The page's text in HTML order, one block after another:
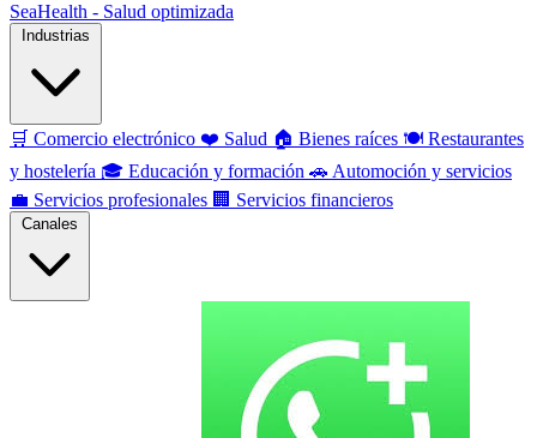
SeaHealth - Salud optimizada
🛒 Comercio electrónico ❤️ Salud 🏠 Bienes raíces 🍽️ Restaurantes
y hostelería 🎓 Educación y formación 🚗 Automoción y servicios
💼 Servicios profesionales 🏢 Servicios financieros